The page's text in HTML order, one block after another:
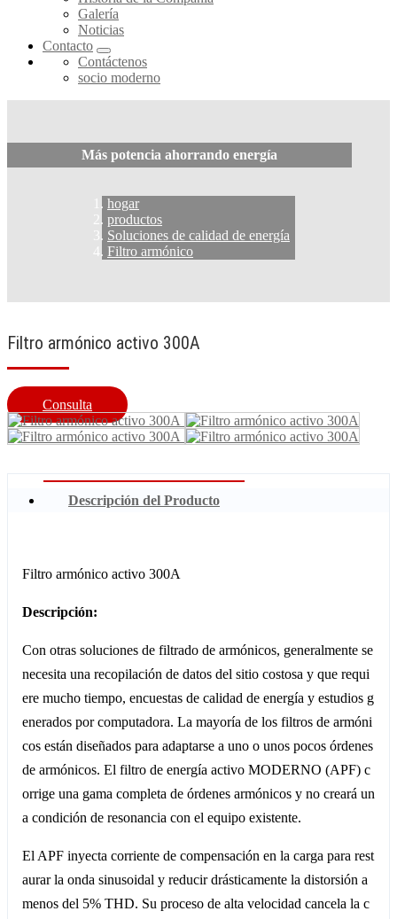
Galería
Noticias
Contacto
Contáctenos
socio moderno
Más potencia ahorrando energía
hogar
productos
Soluciones de calidad de energía
Filtro armónico
Filtro armónico activo 300A
Consulta
Descripción del Producto
Filtro armónico activo 300A
Descripción:
Con otras soluciones de filtrado de armónicos, generalmente se
necesita una recopilación de datos del sitio costosa y que requi
ere mucho tiempo, encuestas de calidad de energía y estudios g
enerados por computadora. La mayoría de los filtros de armóni
cos están diseñados para adaptarse a uno o unos pocos órdenes
de armónicos. El filtro de energía activo MODERNO (APF) c
orrige una gama completa de órdenes armónicos y no creará un
a condición de resonancia con el equipo existente.
El APF inyecta corriente de compensación en la carga para rest
aurar la onda sinusoidal y reducir drásticamente la distorsión a
menos del 5% THD. Su proceso de alta velocidad cancela la c